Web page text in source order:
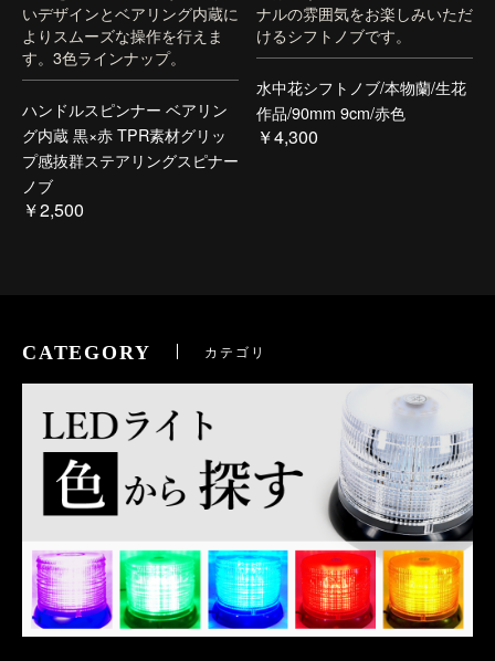
いデザインとベアリング内蔵に
よりスムーズな操作を行えま
す。3色ラインナップ。
ハンドルスピンナー ベアリン
グ内蔵 黒×赤 TPR素材グリッ
プ感抜群ステアリングスピナー
ノブ
￥2,500
ナルの雰囲気をお楽しみいただ
けるシフトノブです。
水中花シフトノブ/本物蘭/生花
作品/90mm 9cm/赤色
￥4,300
CATEGORY カテゴリ